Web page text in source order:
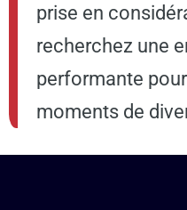
prise en
recherchez une
performante
moments de